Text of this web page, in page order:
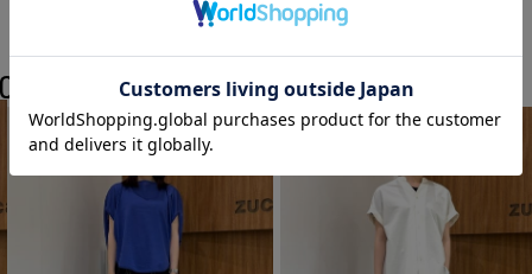
ZUCCaのスタッフコーディネート